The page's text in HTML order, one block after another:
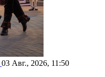
03 Авг., 2026, 11:50